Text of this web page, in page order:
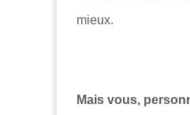
mieux.
Mais vous,